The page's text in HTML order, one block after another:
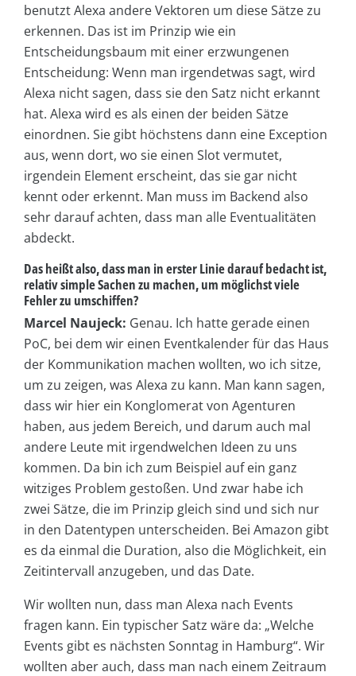
benutzt Alexa andere Vektoren um diese Sätze zu
erkennen. Das ist im Prinzip wie ein
Entscheidungsbaum mit einer erzwungenen
Entscheidung: Wenn man irgendetwas sagt, wird
Alexa nicht sagen, dass sie den Satz nicht erkannt
hat. Alexa wird es als einen der beiden Sätze
einordnen. Sie gibt höchstens dann eine Exception
aus, wenn dort, wo sie einen Slot vermutet,
irgendein Element erscheint, das sie gar nicht
kennt oder erkennt. Man muss im Backend also
sehr darauf achten, dass man alle Eventualitäten
abdeckt.
Das heißt also, dass man in erster Linie darauf bedacht ist,
relativ simple Sachen zu machen, um möglichst viele
Fehler zu umschiffen?
Marcel Naujeck: Genau. Ich hatte gerade einen
PoC, bei dem wir einen Eventkalender für das Haus
der Kommunikation machen wollten, wo ich sitze,
um zu zeigen, was Alexa zu kann. Man kann sagen,
dass wir hier ein Konglomerat von Agenturen
haben, aus jedem Bereich, und darum auch mal
andere Leute mit irgendwelchen Ideen zu uns
kommen. Da bin ich zum Beispiel auf ein ganz
witziges Problem gestoßen. Und zwar habe ich
zwei Sätze, die im Prinzip gleich sind und sich nur
in den Datentypen unterscheiden. Bei Amazon gibt
es da einmal die Duration, also die Möglichkeit, ein
Zeitintervall anzugeben, und das Date.
Wir wollten nun, dass man Alexa nach Events
fragen kann. Ein typischer Satz wäre da: „Welche
Events gibt es nächsten Sonntag in Hamburg“. Wir
wollten aber auch, dass man nach einem Zeitraum